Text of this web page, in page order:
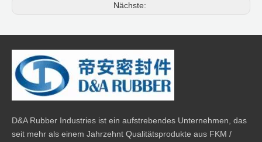
Nächste:
D&A Rubber Industries ist ein aufstrebendes Unternehmen, das
seit mehr als einem Jahrzehnt Qualitätsprodukte aus FKM /